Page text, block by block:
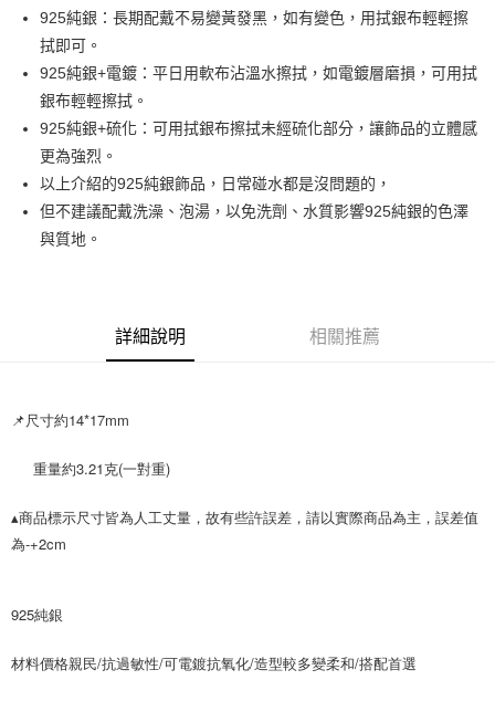
全盈+PAY
大哥付你分期
相關說明
【大哥付你分期使用說明】
1.本服務由台灣大哥大提供，台灣大哥大用戶可立即使用無須另外申請。
2.付款方式選擇「大哥付你分期」，訂單成立後會自動跳轉到大哥付的交易
流程，驗證手機門號後，選擇欲分期的期數、繳款截止日，確認付款後即完
成交易。
3.實際核准額度、可分期數及費用金額請依後續交易確認頁面所載為準。
消。如遇「轉專審核」未通過狀況，表示未達大哥付你分期系統評分，恕無
2.透過簡訊連結打開帳單後，可選擇「超商條碼／台灣大直營門市／銀行轉
帳／街口支付／iPASS MONEY」等通路繳費。
1.本服務係由「台灣大哥大股份有限公司」（以下簡稱本公司）所提供，讓
買賣價金債權讓與本公司後，依約使用本公司帳單繳交帳款。
由本公司與您本人進行分期帳單所需資料之確認、核對及更正。
3.完整用戶服務條款，請詳閱以下連結：
AFTEE先享後付
相關說明
【關於「AFTEE先享後付」】
AFTEE先享後付是「在收到商品之後才付款」的支付方式。 讓您購物簡單
便利好安心！
１．簡單：不需註冊會員、不需綁卡、不需儲值。
１．於結帳方式選擇「AFTEE先享後付」後，將跳轉至「AFTEE先享後付」
ATM／網路銀行／等多元方式進行付款，方視為交易完成。
後付繳納相關費用。
是否繳費成功／繳費後需取消欲退款等相關疑問，請聯繫「AFTEE先享後付
易，需依本服務之必要範圍內提供個人資料，並將交易相關給付款項請求債
https://aftee.tw/terms/#terms3
ATM付款
運送方式
宅配
免運費
免運費
925純銀：長期配戴不易變黃發黑，如有變色，用拭銀布輕輕擦
拭即可。
925純銀+電鍍：平日用軟布沾溫水擦拭，如電鍍層磨損，可用拭
銀布輕輕擦拭。
925純銀+硫化：可用拭銀布擦拭未經硫化部分，讓飾品的立體感
更為強烈。
以上介紹的925純銀飾品，日常碰水都是沒問題的，
但不建議配戴洗澡、泡湯，以免洗劑、水質影響925純銀的色澤
與質地。
詳細說明 相關推薦
📌尺寸約14*17mm
     重量約3.21克(一對重)
▴商品標示尺寸皆為人工丈量，故有些許誤差，請以實際商品為主，誤差值
為-+2cm
925純銀
材料價格親民/抗過敏性/可電鍍抗氧化/造型較多變柔和/搭配首選